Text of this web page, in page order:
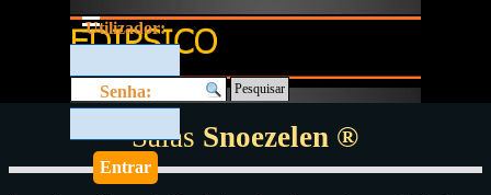
Saltar menu
Utilizador:
Senha: Pesquisar
Salas Snoezelen ®